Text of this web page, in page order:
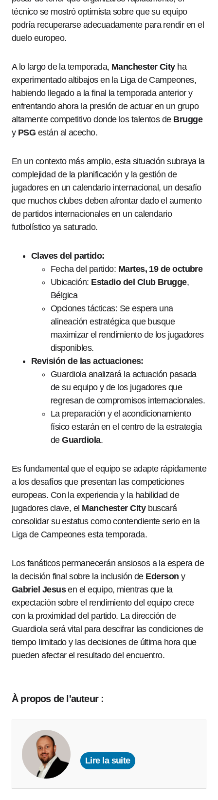
técnico se mostró optimista sobre que su equipo
podría recuperarse adecuadamente para rendir en el
duelo europeo.
A lo largo de la temporada, Manchester Cityha
experimentado altibajos en la Liga de Campeones,
habiendo llegado a la final la temporada anterior y
enfrentando ahora la presión de actuar en un grupo
altamente competitivo donde los talentos de Brugge
y PSG están al acecho.
En un contexto más amplio, esta situación subraya la
complejidad de la planificación y la gestión de
jugadores en un calendario internacional, un desafío
que muchos clubes deben afrontar dado el aumento
de partidos internacionales en un calendario
futbolístico ya saturado.
Claves del partido:
Fecha del partido: Martes, 19 de octubre
Ubicación: Estadio del Club Brugge,
Bélgica
Opciones tácticas: Se espera una
alineación estratégica que busque
maximizar el rendimiento de los jugadores
disponibles.
Revisión de las actuaciones:
Guardiola analizará la actuación pasada
de su equipo y de los jugadores que
regresan de compromisos internacionales.
La preparación y el acondicionamiento
físico estarán en el centro de la estrategia
deGuardiola.
Es fundamental que el equipo se adapte rápidamente
a los desafíos que presentan las competiciones
europeas. Con la experiencia y la habilidad de
jugadores clave, el Manchester Citybuscará
consolidar su estatus como contendiente serio en la
Liga de Campeones esta temporada.
Los fanáticos permanecerán ansiosos a la espera de
la decisión final sobre la inclusión de Ederson y
Gabriel Jesusen el equipo, mientras que la
expectación sobre el rendimiento del equipo crece
con la proximidad del partido. La dirección de
Guardiola será vital para descifrar las condiciones de
tiempo limitado y las decisiones de última hora que
pueden afectar el resultado del encuentro.
À propos de l'auteur :
Lire la suite